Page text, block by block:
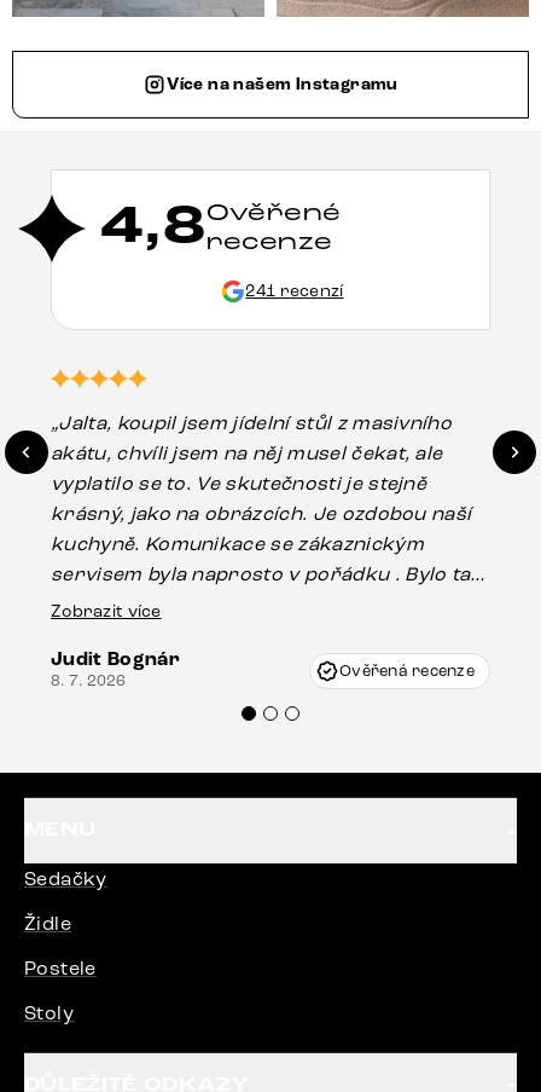
Více na našem Instagramu
4,8Ověřené
recenze
241 recenzí
„Jalta, koupil jsem jídelní stůl z masivního
akátu, chvíli jsem na něj musel čekat, ale
vyplatilo se to. Ve skutečnosti je stejně
krásný, jako na obrázcích. Je ozdobou naší
kuchyně. Komunikace se zákaznickým
servisem byla naprosto v pořádku . Bylo tam
drobné poškození u nohy stolu, které mohlo
Vincze mi velmi korektně vyšli vstříc.
Doporučuji produkty Delife všem.“
Zobrazit více
Judit Bognár
8. 7. 2026 Ověřená recenze
Sedačky
Židle
Postele
Stoly